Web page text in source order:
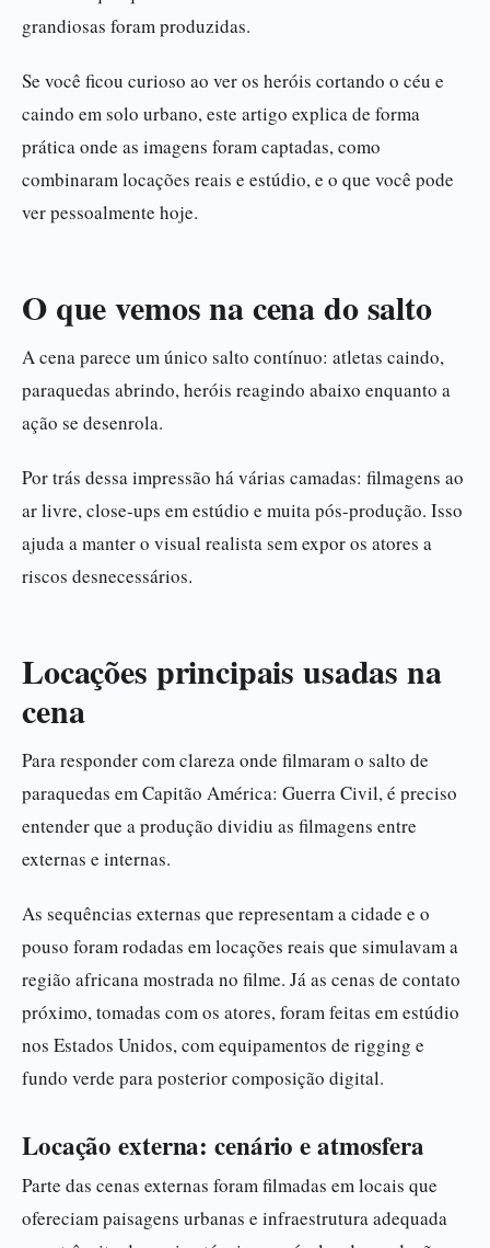
grandiosas foram produzidas.
Se você ficou curioso ao ver os heróis cortando o céu e
caindo em solo urbano, este artigo explica de forma
prática onde as imagens foram captadas, como
combinaram locações reais e estúdio, e o que você pode
ver pessoalmente hoje.
O que vemos na cena do salto
A cena parece um único salto contínuo: atletas caindo,
paraquedas abrindo, heróis reagindo abaixo enquanto a
ação se desenrola.
Por trás dessa impressão há várias camadas: filmagens ao
ar livre, close-ups em estúdio e muita pós-produção. Isso
ajuda a manter o visual realista sem expor os atores a
riscos desnecessários.
Locações principais usadas na
cena
Para responder com clareza onde filmaram o salto de
paraquedas em Capitão América: Guerra Civil, é preciso
entender que a produção dividiu as filmagens entre
externas e internas.
As sequências externas que representam a cidade e o
pouso foram rodadas em locações reais que simulavam a
região africana mostrada no filme. Já as cenas de contato
próximo, tomadas com os atores, foram feitas em estúdio
nos Estados Unidos, com equipamentos de rigging e
fundo verde para posterior composição digital.
Locação externa: cenário e atmosfera
Parte das cenas externas foram filmadas em locais que
ofereciam paisagens urbanas e infraestrutura adequada